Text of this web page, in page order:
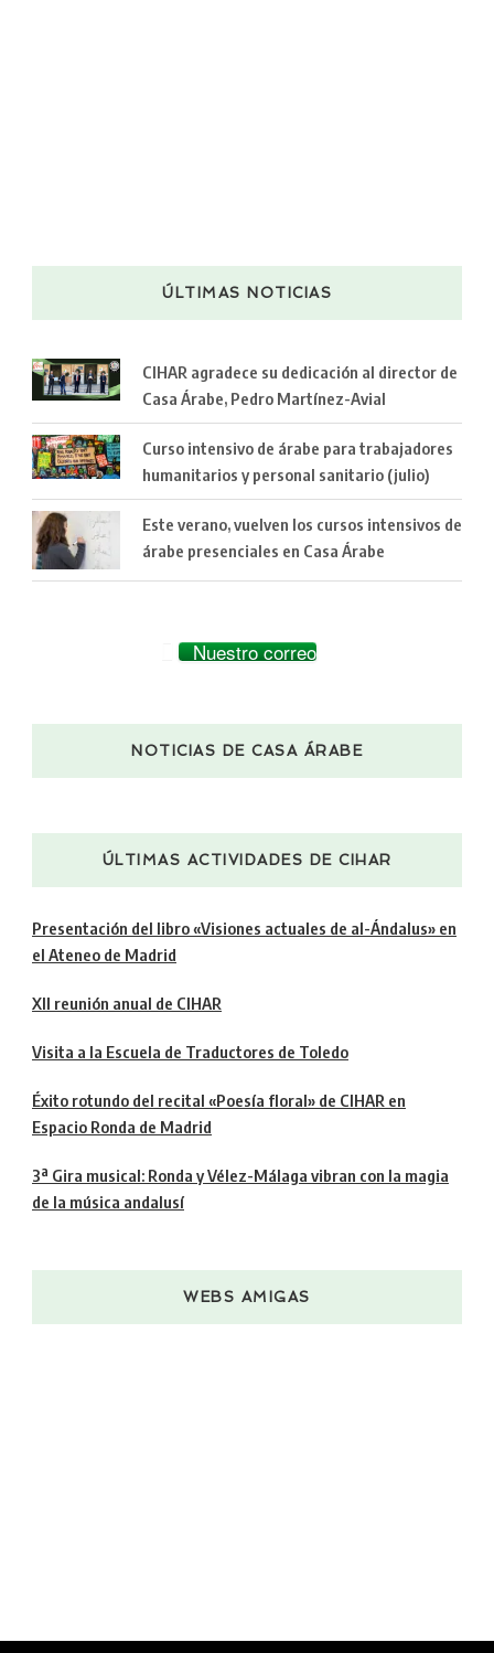
ÚLTIMAS NOTICIAS
CIHAR agradece su dedicación al director de
Casa Árabe, Pedro Martínez-Avial
Curso intensivo de árabe para trabajadores
humanitarios y personal sanitario (julio)
Este verano, vuelven los cursos intensivos de
árabe presenciales en Casa Árabe
Nuestro correo
NOTICIAS DE CASA ÁRABE
ÚLTIMAS ACTIVIDADES DE CIHAR
Presentación del libro «Visiones actuales de al-Ándalus» en
el Ateneo de Madrid
XII reunión anual de CIHAR
Visita a la Escuela de Traductores de Toledo
Éxito rotundo del recital «Poesía floral» de CIHAR en
Espacio Ronda de Madrid
3ª Gira musical: Ronda y Vélez-Málaga vibran con la magia
de la música andalusí
WEBS AMIGAS